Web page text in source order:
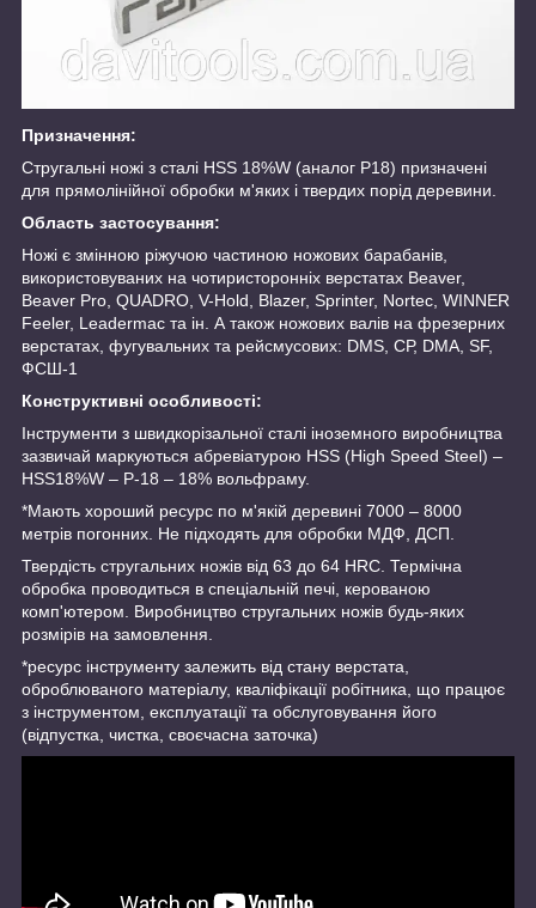
Призначення:
Стругальні ножі з сталі HSS 18%W (аналог Р18) призначені
для прямолінійної обробки м'яких і твердих порід деревини.
Область застосування:
Ножі є змінною ріжучою частиною ножових барабанів,
використовуваних на чотиристоронніх верстатах Beaver,
Beaver Pro, QUADRO, V-Hold, Blazer, Sprinter, Nortec, WINNER
Feeler, Leadermac та ін. А також ножових валів на фрезерних
верстатах, фугувальних та рейсмусових: DMS, СР, DMA, SF,
ФСШ-1
Конструктивні особливості:
Інструменти з швидкорізальної сталі іноземного виробництва
зазвичай маркуються абревіатурою HSS (High Speed Steel) –
HSS18%W – Р-18 – 18% вольфраму.
*Мають хороший ресурс по м'якій деревині 7000 – 8000
метрів погонних. Не підходять для обробки МДФ, ДСП.
Твердість стругальних ножів від 63 до 64 HRC. Термічна
обробка проводиться в спеціальній печі, керованою
комп'ютером. Виробництво стругальних ножів будь-яких
розмірів на замовлення.
*ресурс інструменту залежить від стану верстата,
оброблюваного матеріалу, кваліфікації робітника, що працює
з інструментом, експлуатації та обслуговування його
(відпустка, чистка, своєчасна заточка)